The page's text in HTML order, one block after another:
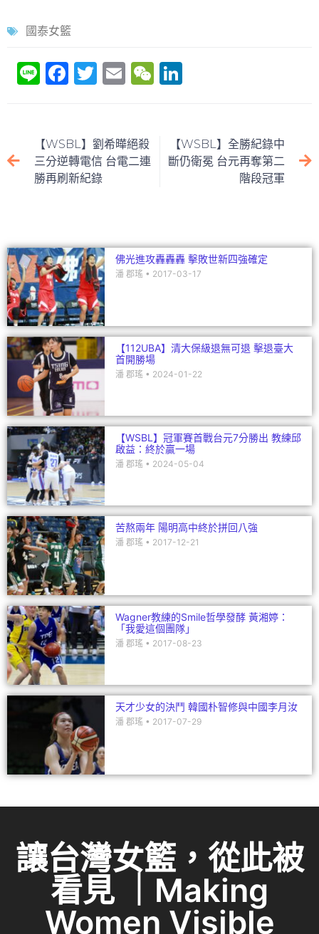
國泰女籃
Li F
e
b
o
T
er
E
l
W
at
e
dI
【WSBL】劉希曄絕殺
三分逆轉電信 台電二連
勝再刷新紀錄
【WSBL】全勝紀錄中
斷仍衛冕 台元再奪第二
階段冠軍
佛光進攻轟轟轟 擊敗世新四強確定
潘 郡瑤 2017-03-17
【112UBA】清大保級退無可退 擊退臺大
首開勝場
潘 郡瑤 2024-01-22
【WSBL】冠軍賽首戰台元7分勝出 教練邱
啟益：終於贏一場
潘 郡瑤 2024-05-04
苦熬兩年 陽明高中終於拼回八強
潘 郡瑤 2017-12-21
Wagner教練的Smile哲學發酵 黃湘婷：
「我愛這個團隊」
潘 郡瑤 2017-08-23
天才少女的決鬥 韓國朴智修與中國李月汝
潘 郡瑤 2017-07-29
讓台灣女籃，從此被
看見 ｜Making
Women Visible